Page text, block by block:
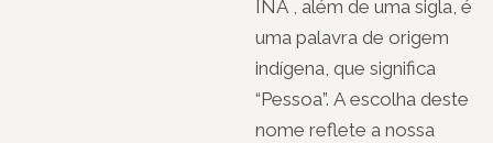
INÃ , além de uma sigla, é
uma palavra de origem
indígena, que significa
“Pessoa”. A escolha deste
nome reflete a nossa